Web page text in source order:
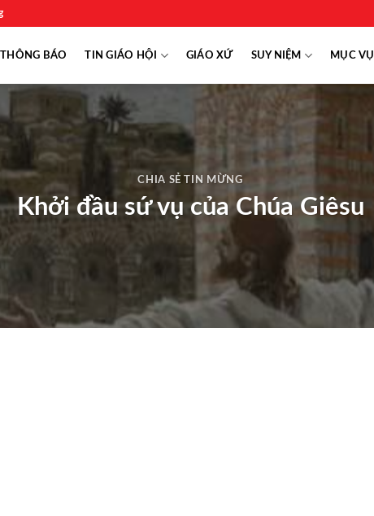
THÔNG BÁO TIN GIÁO HỘI GIÁO XỨ SUY NIỆM MỤC VỤ
CHIA SẺ TIN MỪNG
Khởi đầu sứ vụ của Chúa Giêsu